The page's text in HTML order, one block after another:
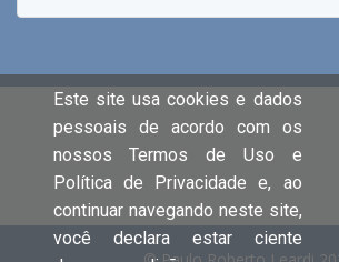
Este site usa cookies e dados
pessoais de acordo com os
nossos Termos de Uso e
Política de Privacidade e, ao
continuar navegando neste site,
você declara estar ciente